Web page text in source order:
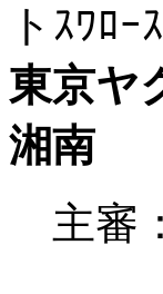
トｽﾜﾛｰ
東京
湘
主審